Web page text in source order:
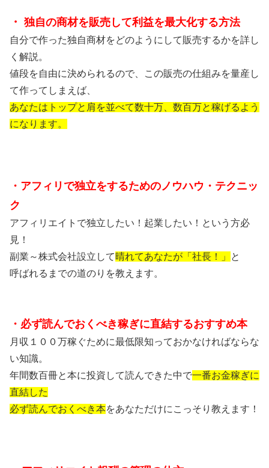
・ 独自の商材を販売して利益を最大化する方法
自分で作った独自商材をどのようにして販売するかを詳し
く解説。
値段を自由に決められるので、この販売の仕組みを量産し
て作ってしまえば、
あなたはトップと肩を並べて数十万、数百万と稼げるよう
になります。
・アフィリで独立をするためのノウハウ・テクニッ
ク
アフィリエイトで独立したい！起業したい！という方必
見！
副業～株式会社設立して晴れてあなたが「社長！」
と
呼ばれるまでの道のりを教えます。
・必ず読んでおくべき稼ぎに直結するおすすめ本
月収１００万稼ぐために最低限知っておかなければならな
い知識。
年間数百冊と本に投資して読んできた中で一番お金稼ぎに
直結した
必ず読んでおくべき本をあなただけにこっそり教えます！